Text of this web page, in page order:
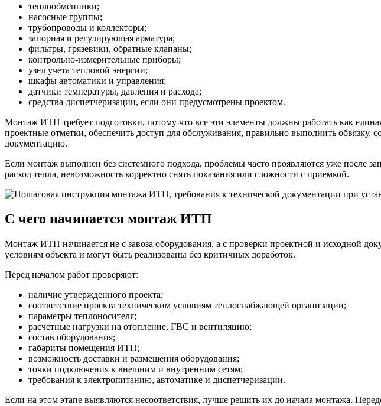
теплообменники;
насосные группы;
трубопроводы и коллекторы;
запорная и регулирующая арматура;
фильтры, грязевики, обратные клапаны;
контрольно-измерительные приборы;
узел учета тепловой энергии;
шкафы автоматики и управления;
датчики температуры, давления и расхода;
средства диспетчеризации, если они предусмотрены проектом.
Монтаж ИТП требует подготовки, потому что все эти элементы должны работать как
проектные отметки, обеспечить доступ для обслуживания, правильно выполнить
документацию.
Если монтаж выполнен без системного подхода, проблемы часто проявляются уже после
расход тепла, невозможность корректно снять показания или сложности с приемкой.
С чего начинается монтаж ИТП
Монтаж ИТП начинается не с завоза оборудования, а с проверки проектной и исходной
условиям объекта и могут быть реализованы без критичных доработок.
Перед началом работ проверяют:
наличие утвержденного проекта;
соответствие проекта техническим условиям теплоснабжающей организации;
параметры теплоносителя;
расчетные нагрузки на отопление, ГВС и вентиляцию;
состав оборудования;
габариты помещения ИТП;
возможность доставки и размещения оборудования;
точки подключения к внешним и внутренним сетям;
требования к электропитанию, автоматике и диспетчеризации.
Если на этом этапе выявляются несоответствия, лучше решить их до начала монтажа.